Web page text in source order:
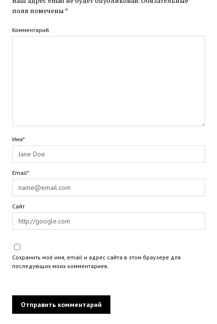
поля помечены *
Комментарий
Имя*
Email*
Сайт
Сохранить моё имя, email и адрес сайта в этом браузере для
последующих моих комментариев.